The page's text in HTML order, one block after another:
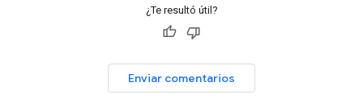
¿Te resultó útil?
Enviar comentarios